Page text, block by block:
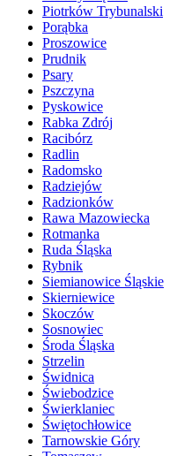
Piotrków Trybunalski
Porąbka
Proszowice
Prudnik
Psary
Pszczyna
Pyskowice
Rabka Zdrój
Racibórz
Radlin
Radomsko
Radziejów
Radzionków
Rawa Mazowiecka
Rotmanka
Ruda Śląska
Rybnik
Siemianowice Śląskie
Skierniewice
Skoczów
Sosnowiec
Środa Śląska
Strzelin
Świdnica
Świebodzice
Świerklaniec
Świętochłowice
Tarnowskie Góry